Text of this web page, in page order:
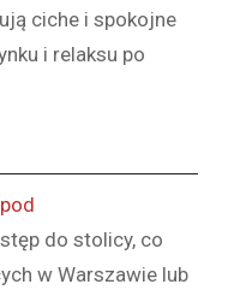
ciche i spokojne
i relaksu po
do stolicy, co
w Warszawie lub